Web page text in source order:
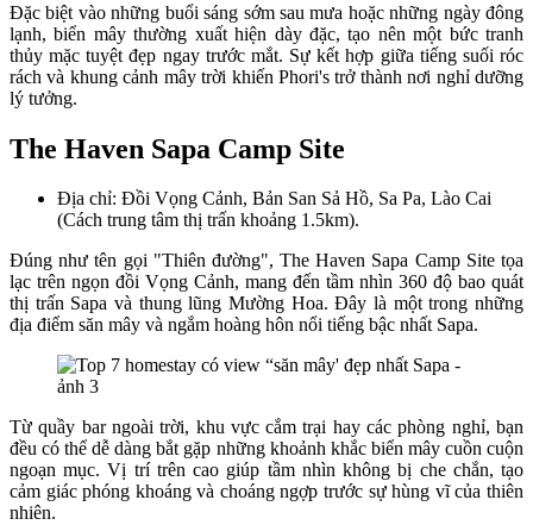
Đặc biệt vào những buổi sáng sớm sau mưa hoặc những ngày đông
lạnh, biển mây thường xuất hiện dày đặc, tạo nên một bức tranh
thủy mặc tuyệt đẹp ngay trước mắt. Sự kết hợp giữa tiếng suối róc
rách và khung cảnh mây trời khiến Phori's trở thành nơi nghỉ dưỡng
lý tưởng.
The Haven Sapa Camp Site
Địa chỉ: Đồi Vọng Cảnh, Bản San Sả Hồ, Sa Pa, Lào Cai
(Cách trung tâm thị trấn khoảng 1.5km).
Đúng như tên gọi "Thiên đường", The Haven Sapa Camp Site tọa
lạc trên ngọn đồi Vọng Cảnh, mang đến tầm nhìn 360 độ bao quát
thị trấn Sapa và thung lũng Mường Hoa. Đây là một trong những
địa điểm săn mây và ngắm hoàng hôn nổi tiếng bậc nhất Sapa.
Từ quầy bar ngoài trời, khu vực cắm trại hay các phòng nghỉ, bạn
đều có thể dễ dàng bắt gặp những khoảnh khắc biển mây cuồn cuộn
ngoạn mục. Vị trí trên cao giúp tầm nhìn không bị che chắn, tạo
cảm giác phóng khoáng và choáng ngợp trước sự hùng vĩ của thiên
nhiên.